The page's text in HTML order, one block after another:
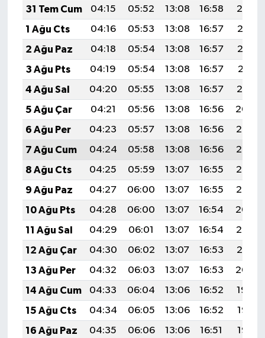
31 Tem Cum
04:15 05:52 13:08 16:58
20:14
1 Ağu Cts
04:16 05:53 13:08 16:57
20:13
2 Ağu Paz
04:18 05:54 13:08 16:57
20:12
3 Ağu Pts
04:19 05:54 13:08 16:57
20:11
4 Ağu Sal
04:20 05:55 13:08 16:57
20:10
5 Ağu Çar
04:21 05:56 13:08 16:56
20:09
6 Ağu Per
04:23 05:57 13:08 16:56
20:08
7 Ağu Cum
04:24 05:58 13:08 16:56
20:07
8 Ağu Cts
04:25 05:59 13:07 16:55
20:06
9 Ağu Paz
04:27 06:00 13:07 16:55
20:05
10 Ağu Pts
04:28 06:00 13:07 16:54
20:04
11 Ağu Sal
04:29 06:01 13:07 16:54
20:03
12 Ağu Çar
04:30 06:02 13:07 16:53
20:01
13 Ağu Per
04:32 06:03 13:07 16:53
20:00
14 Ağu Cum
04:33 06:04 13:06 16:52
19:59
15 Ağu Cts
04:34 06:05 13:06 16:52
19:58
16 Ağu Paz
04:35 06:06 13:06 16:51
19:56